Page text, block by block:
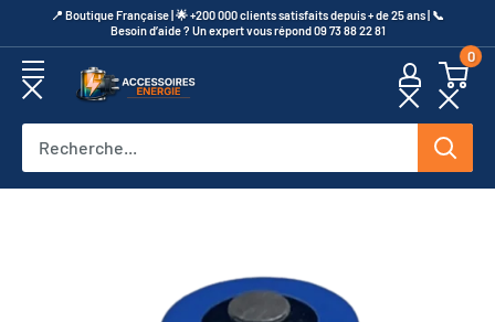
au
contenu
​📍​ Boutique Française | 🌟 +200 000 clients satisfaits depuis + de 25 ans | 📞​
Besoin d’aide ? Un expert vous répond 09 73 88 22 81
Accessoires
0